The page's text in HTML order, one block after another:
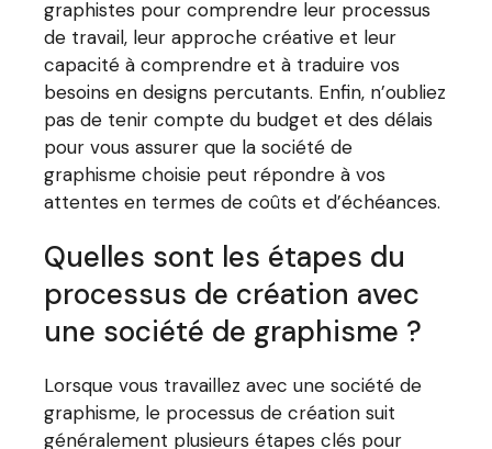
graphistes pour comprendre leur processus
de travail, leur approche créative et leur
capacité à comprendre et à traduire vos
besoins en designs percutants. Enfin, n’oubliez
pas de tenir compte du budget et des délais
pour vous assurer que la société de
graphisme choisie peut répondre à vos
attentes en termes de coûts et d’échéances.
Quelles sont les étapes du
processus de création avec
une société de graphisme ?
Lorsque vous travaillez avec une société de
graphisme, le processus de création suit
généralement plusieurs étapes clés pour